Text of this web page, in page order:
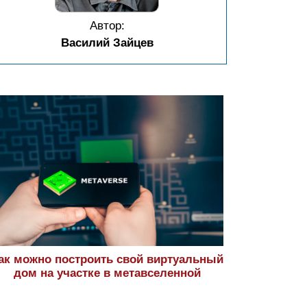
Автор:
Василий Зайцев
можно построить свой виртуальный
дом на участке в метавселенной